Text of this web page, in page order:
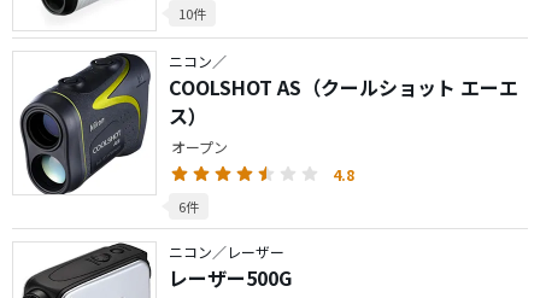
10件
ニコン／
COOLSHOT AS（クールショット エーエ
ス）
オープン
4.8
6件
ニコン／レーザー
レーザー500G